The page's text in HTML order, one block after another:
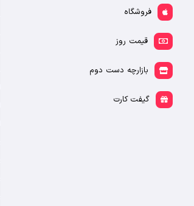
فروشگاه
قیمت روز
بازارچه دست دوم
گیفت کارت